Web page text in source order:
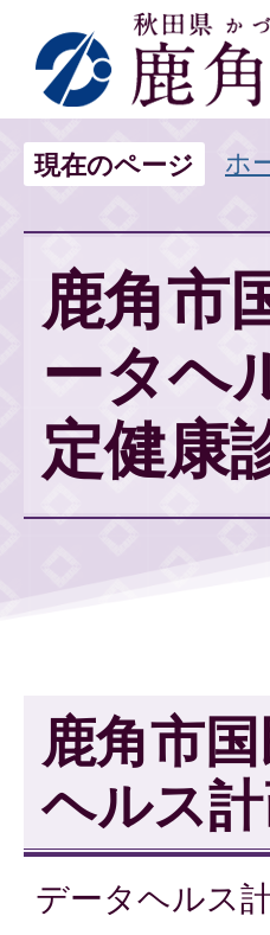
現在のページ ホ
鹿角市
ータヘ
定健康
鹿角市
ヘルス
データヘルス